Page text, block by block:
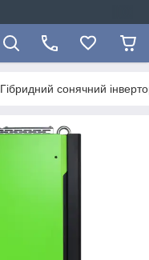
Гібридний сонячний